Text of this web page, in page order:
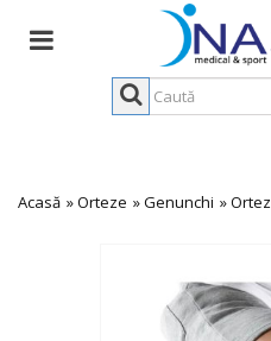
Acasă »Orteze »Genunchi »